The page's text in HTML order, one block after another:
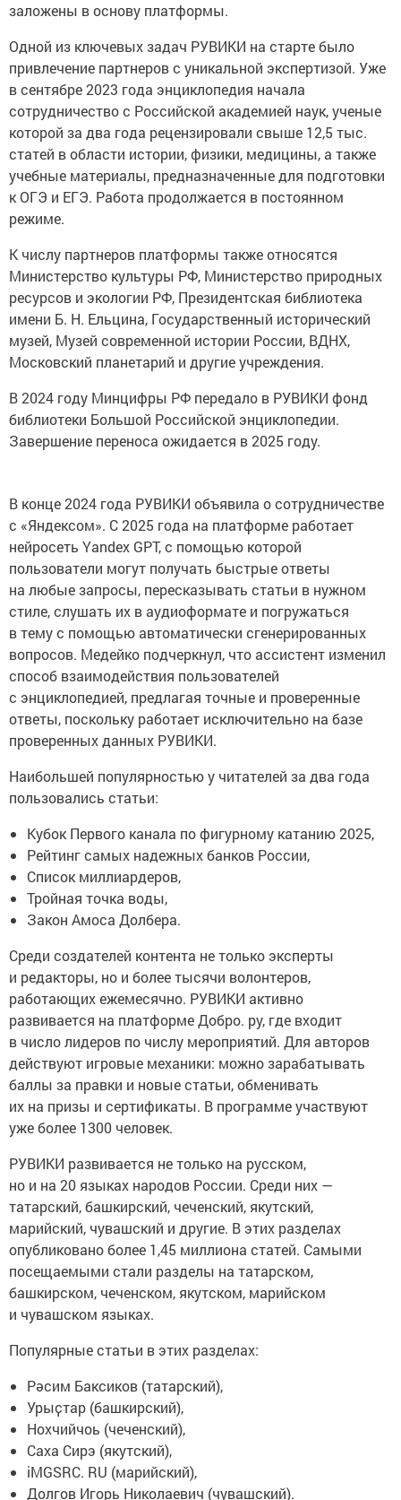
заложены в основу платформы.
Одной из ключевых задач РУВИКИ на старте было
привлечение партнеров с уникальной экспертизой. Уже
в сентябре 2023 года энциклопедия начала
сотрудничество с Российской академией наук, ученые
которой за два года рецензировали свыше 12,5 тыс.
статей в области истории, физики, медицины, а также
учебные материалы, предназначенные для подготовки
к ОГЭ и ЕГЭ. Работа продолжается в постоянном
режиме.
К числу партнеров платформы также относятся
Министерство культуры РФ, Министерство природных
ресурсов и экологии РФ, Президентская библиотека
имени Б. Н. Ельцина, Государственный исторический
музей, Музей современной истории России, ВДНХ,
Московский планетарий и другие учреждения.
В 2024 году Минцифры РФ передало в РУВИКИ фонд
библиотеки Большой Российской энциклопедии.
Завершение переноса ожидается в 2025 году.
В конце 2024 года РУВИКИ объявила о сотрудничестве
с «Яндексом». С 2025 года на платформе работает
нейросеть Yandex GPT, с помощью которой
пользователи могут получать быстрые ответы
на любые запросы, пересказывать статьи в нужном
стиле, слушать их в аудиоформате и погружаться
в тему с помощью автоматически сгенерированных
вопросов. Медейко подчеркнул, что ассистент изменил
способ взаимодействия пользователей
с энциклопедией, предлагая точные и проверенные
ответы, поскольку работает исключительно на базе
проверенных данных РУВИКИ.
Наибольшей популярностью у читателей за два года
пользовались статьи:
Кубок Первого канала по фигурному катанию 2025,
Рейтинг самых надежных банков России,
Список миллиардеров,
Тройная точка воды,
Закон Амоса Долбера.
Среди создателей контента не только эксперты
и редакторы, но и более тысячи волонтеров,
работающих ежемесячно. РУВИКИ активно
развивается на платформе Добро. ру, где входит
в число лидеров по числу мероприятий. Для авторов
действуют игровые механики: можно зарабатывать
баллы за правки и новые статьи, обменивать
их на призы и сертификаты. В программе участвуют
уже более 1300 человек.
РУВИКИ развивается не только на русском,
но и на 20 языках народов России. Среди них —
татарский, башкирский, чеченский, якутский,
марийский, чувашский и другие. В этих разделах
опубликовано более 1,45 миллиона статей. Самыми
посещаемыми стали разделы на татарском,
башкирском, чеченском, якутском, марийском
и чувашском языках.
Популярные статьи в этих разделах:
Рәсим Баксиков (татарский),
Урыҫтар (башкирский),
Нохчийчоь (чеченский),
Саха Сирэ (якутский),
iMGSRC. RU (марийский),
Долгов Игорь Николаевич (чувашский).